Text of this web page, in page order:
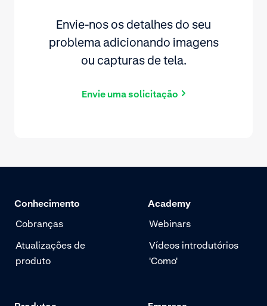
Envie-nos os detalhes do seu
problema adicionando imagens
ou capturas de tela.
Envie uma solicitação
Conhecimento
Cobranças
Atualizações de
produto
Academy
Webinars
Vídeos introdutórios
'Como'